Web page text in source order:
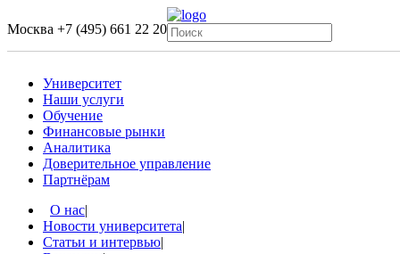
Москва +7 (495) 661 22 20
Университет
Наши услуги
Обучение
Финансовые рынки
Аналитика
Доверительное управление
Партнёрам
О нас|
Новости университета|
Статьи и интервью|